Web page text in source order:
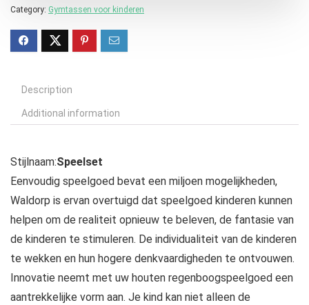
Category: Gymtassen voor kinderen
Description
Additional information
Stijlnaam:Speelset
Eenvoudig speelgoed bevat een miljoen mogelijkheden,
Waldorp is ervan overtuigd dat speelgoed kinderen kunnen
helpen om de realiteit opnieuw te beleven, de fantasie van
de kinderen te stimuleren. De individualiteit van de kinderen
te wekken en hun hogere denkvaardigheden te ontvouwen.
Innovatie neemt met uw houten regenboogspeelgoed een
aantrekkelijke vorm aan. Je kind kan niet alleen de